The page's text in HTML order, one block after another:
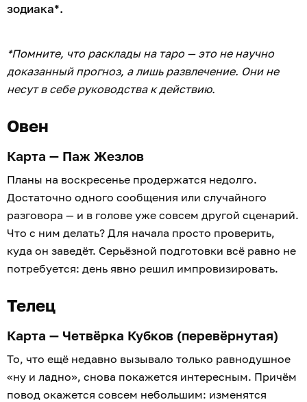
зодиака*.
*Помните, что расклады на таро — это не научно
доказанный прогноз, а лишь развлечение. Они не
несут в себе руководства к действию.
Овен
Карта — Паж Жезлов
Планы на воскресенье продержатся недолго.
Достаточно одного сообщения или случайного
разговора — и в голове уже совсем другой сценарий.
Что с ним делать? Для начала просто проверить,
куда он заведёт. Серьёзной подготовки всё равно не
потребуется: день явно решил импровизировать.
Телец
Карта — Четвёрка Кубков (перевёрнутая)
То, что ещё недавно вызывало только равнодушное
«ну и ладно», снова покажется интересным. Причём
повод окажется совсем небольшим: изменятся